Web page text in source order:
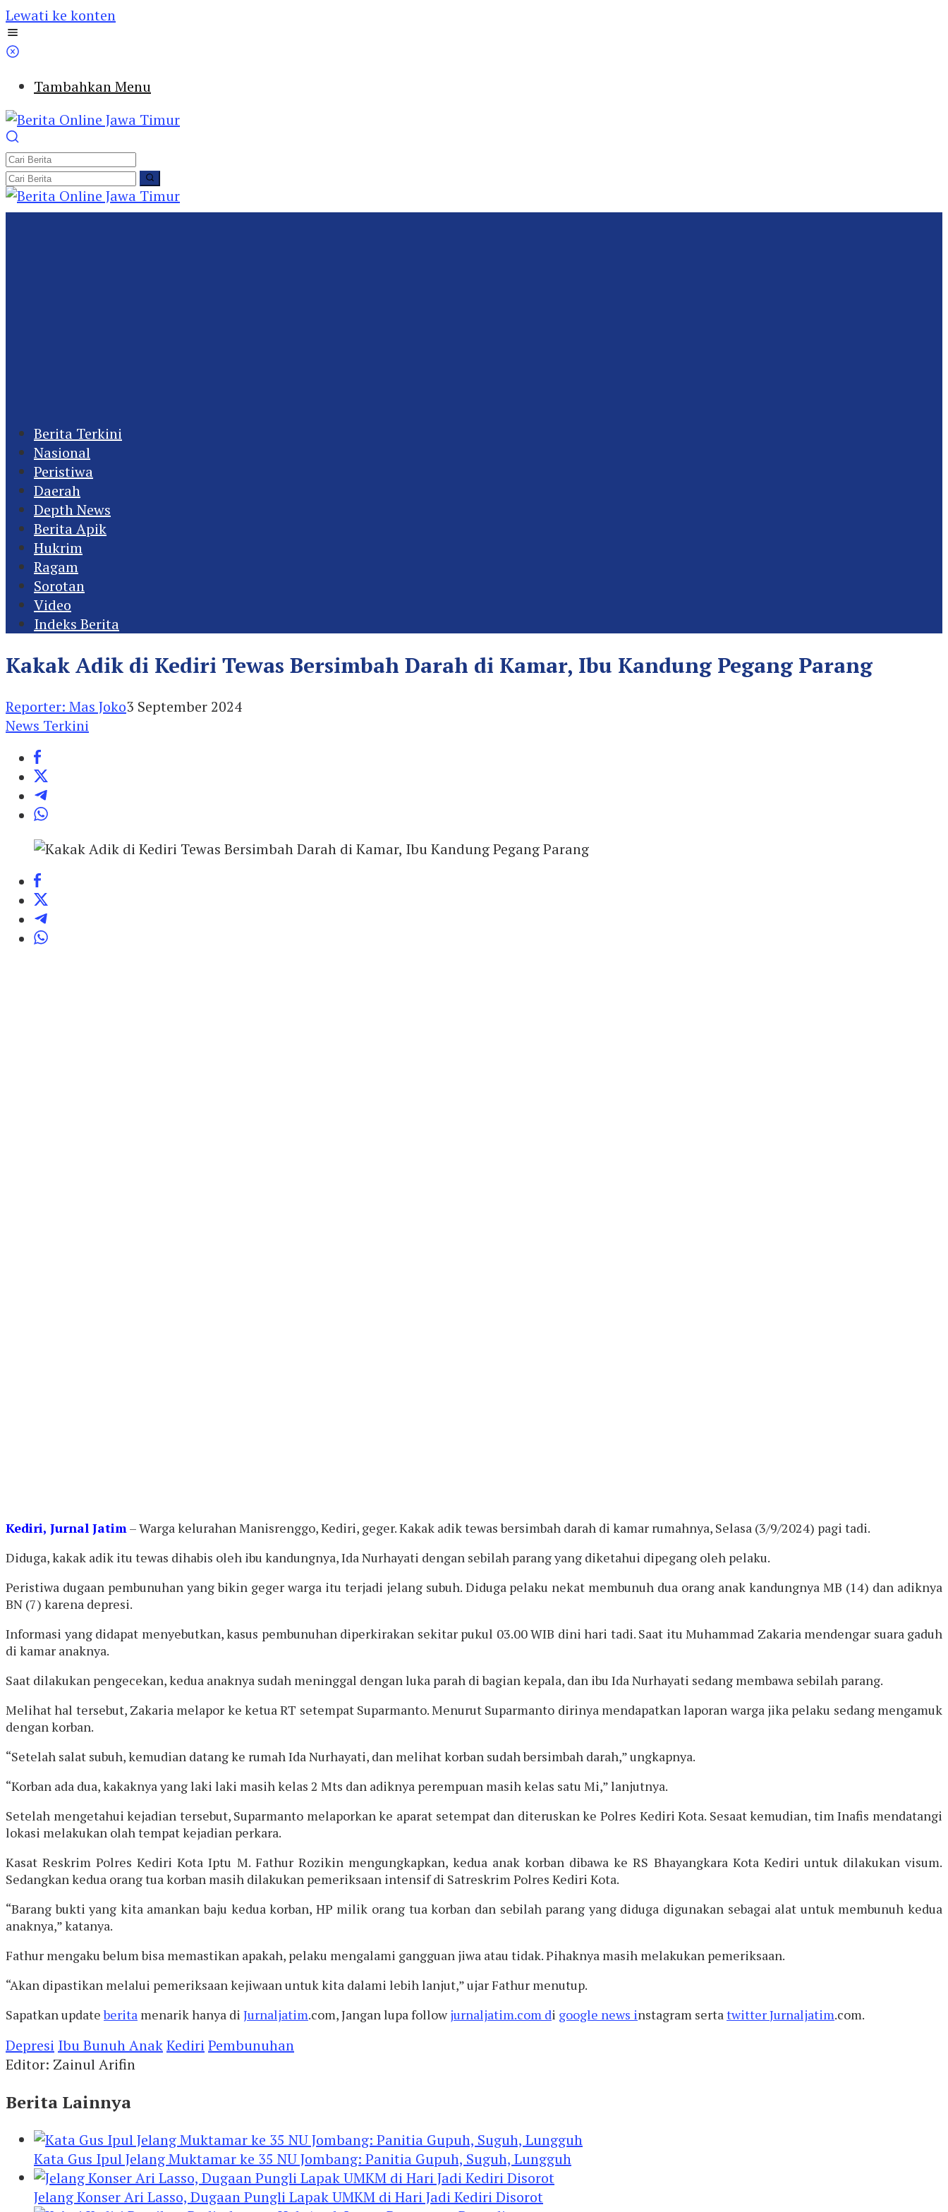
Lewati ke konten
Tambahkan Menu
Berita Terkini
Nasional
Peristiwa
Daerah
Depth News
Berita Apik
Hukrim
Ragam
Sorotan
Video
Indeks Berita
Kakak Adik di Kediri Tewas Bersimbah Darah di Kamar, Ibu Kandung Pegang Parang
Reporter: Mas Joko3 September 2024
News Terkini
Kediri, Jurnal Jatim – Warga kelurahan Manisrenggo, Kediri, geger. Kakak adik tewas bersimbah darah di kamar rumahnya, Selasa (3/9/2024) pagi tadi.
Diduga, kakak adik itu tewas dihabis oleh ibu kandungnya, Ida Nurhayati dengan sebilah parang yang diketahui dipegang oleh pelaku.
Peristiwa dugaan pembunuhan yang bikin geger warga itu terjadi jelang subuh. Diduga pelaku nekat membunuh dua orang anak kandungnya MB (14) dan adiknya
BN (7) karena depresi.
Informasi yang didapat menyebutkan, kasus pembunuhan diperkirakan sekitar pukul 03.00 WIB dini hari tadi. Saat itu Muhammad Zakaria mendengar suara gaduh
di kamar anaknya.
Saat dilakukan pengecekan, kedua anaknya sudah meninggal dengan luka parah di bagian kepala, dan ibu Ida Nurhayati sedang membawa sebilah parang.
Melihat hal tersebut, Zakaria melapor ke ketua RT setempat Suparmanto. Menurut Suparmanto dirinya mendapatkan laporan warga jika pelaku sedang mengamuk
dengan korban.
“Setelah salat subuh, kemudian datang ke rumah Ida Nurhayati, dan melihat korban sudah bersimbah darah,” ungkapnya.
“Korban ada dua, kakaknya yang laki laki masih kelas 2 Mts dan adiknya perempuan masih kelas satu Mi,” lanjutnya.
Setelah mengetahui kejadian tersebut, Suparmanto melaporkan ke aparat setempat dan diteruskan ke Polres Kediri Kota. Sesaat kemudian, tim Inafis mendatangi
lokasi melakukan olah tempat kejadian perkara.
Kasat Reskrim Polres Kediri Kota Iptu M. Fathur Rozikin mengungkapkan, kedua anak korban dibawa ke RS Bhayangkara Kota Kediri untuk dilakukan visum.
Sedangkan kedua orang tua korban masih dilakukan pemeriksaan intensif di Satreskrim Polres Kediri Kota.
“Barang bukti yang kita amankan baju kedua korban, HP milik orang tua korban dan sebilah parang yang diduga digunakan sebagai alat untuk membunuh kedua
anaknya,” katanya.
Fathur mengaku belum bisa memastikan apakah, pelaku mengalami gangguan jiwa atau tidak. Pihaknya masih melakukan pemeriksaan.
“Akan dipastikan melalui pemeriksaan kejiwaan untuk kita dalami lebih lanjut,” ujar Fathur menutup.
Sapatkan updateberita menarik hanya di Jurnaljatim.com, Jangan lupa followjurnaljatim.com di google news instagram serta twitterJurnaljatim.com.
Depresi Ibu Bunuh AnakKediri Pembunuhan
Editor: Zainul Arifin
Berita Lainnya
Kata Gus Ipul Jelang Muktamar ke 35 NU Jombang: Panitia Gupuh, Suguh, Lungguh
Jelang Konser Ari Lasso, Dugaan Pungli Lapak UMKM di Hari Jadi Kediri Disorot